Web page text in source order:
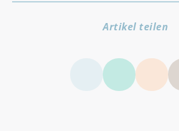
Artikel teilen
LinkedIn
Facebook
Twitter